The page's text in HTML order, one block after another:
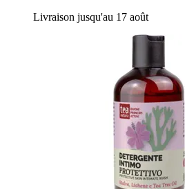
Livraison jusqu'au 17 août